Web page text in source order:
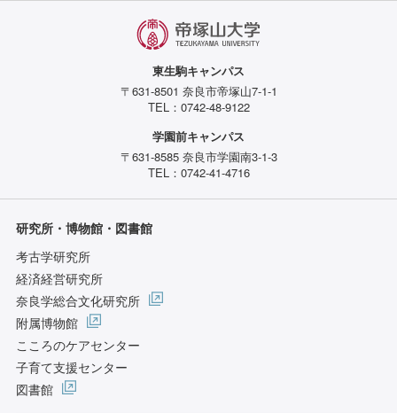
東生駒キャンパス
〒631-8501 奈良市帝塚山7-1-1
TEL：0742-48-9122
学園前キャンパス
〒631-8585 奈良市学園南3-1-3
TEL：0742-41-4716
研究所・博物館・図書館
考古学研究所
経済経営研究所
奈良学総合文化研究所
附属博物館
こころのケアセンター
子育て支援センター
図書館